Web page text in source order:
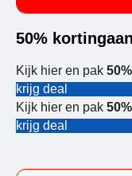
50%
Kijk hier en pak
krijg deal
Kijk hier en pak
krijg deal